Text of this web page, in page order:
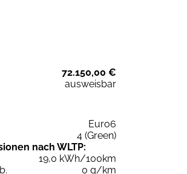
72.150,00 €
ausweisbar
Euro6
4 (Green)
nach WLTP:
19,0 kWh/100km
0 g/km